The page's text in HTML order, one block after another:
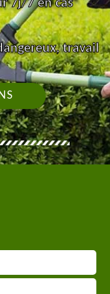
7j/7 en cas
travail